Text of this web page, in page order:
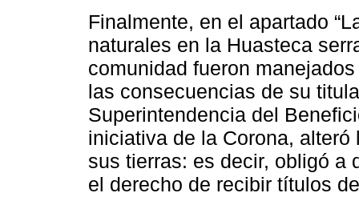
Finalmente, en el apartado
naturales en la Huasteca
comunidad fueron
las consecuencias de su
Superintendencia del
iniciativa de la Corona,
sus tierras: es decir, obligó a
el derecho de recibir títulos